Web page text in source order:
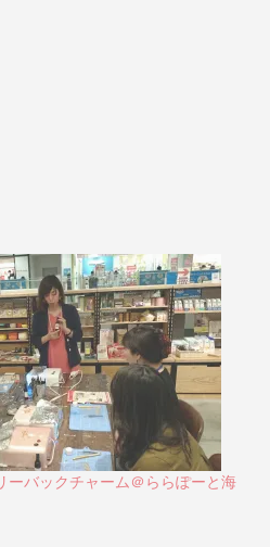
ーバックチャーム＠ららぽーと海